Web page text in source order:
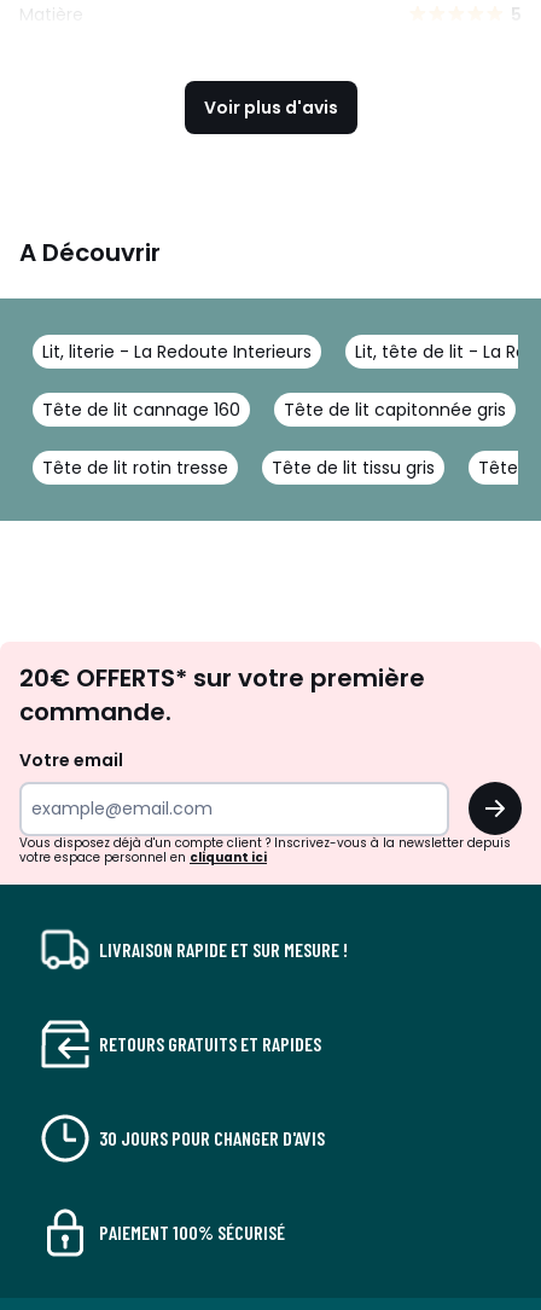
Matière 5
Voir plus d'avis
A Découvrir
Lit, literie - La Redoute Interieurs Lit, tête de lit - La
Tête de lit cannage 160 Tête de lit capitonnée gris
Tête de lit rotin tresse Tête de lit tissu gris Tête
d'inspirations
surprises?
20€ OFFERTS* sur votre première
commande.
Votre email
OK
Vous disposez déjà d'un compte client ? Inscrivez-vous à la newsletter depuis
votre espace personnel en cliquant ici
LIVRAISON RAPIDE ET SUR MESURE !
RETOURS GRATUITS ET RAPIDES
30 JOURS POUR CHANGER D'AVIS
PAIEMENT 100% SÉCURISÉ